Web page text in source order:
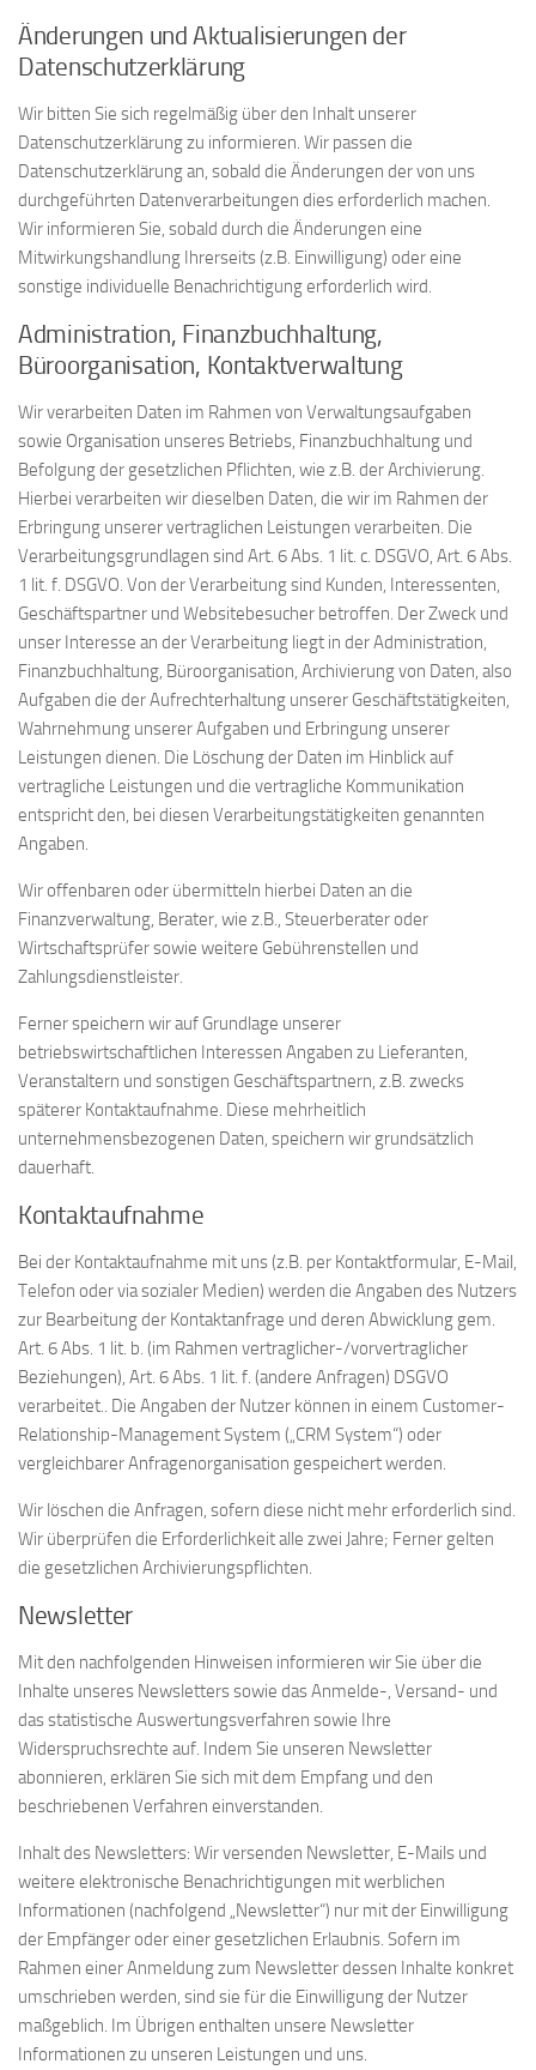
Änderungen und Aktualisierungen der
Datenschutzerklärung
Wir bitten Sie sich regelmäßig über den Inhalt unserer
Datenschutzerklärung zu informieren. Wir passen die
Datenschutzerklärung an, sobald die Änderungen der von uns
durchgeführten Datenverarbeitungen dies erforderlich machen.
Wir informieren Sie, sobald durch die Änderungen eine
Mitwirkungshandlung Ihrerseits (z.B. Einwilligung) oder eine
sonstige individuelle Benachrichtigung erforderlich wird.
Administration, Finanzbuchhaltung,
Büroorganisation, Kontaktverwaltung
Wir verarbeiten Daten im Rahmen von Verwaltungsaufgaben
sowie Organisation unseres Betriebs, Finanzbuchhaltung und
Befolgung der gesetzlichen Pflichten, wie z.B. der Archivierung.
Hierbei verarbeiten wir dieselben Daten, die wir im Rahmen der
Erbringung unserer vertraglichen Leistungen verarbeiten. Die
Verarbeitungsgrundlagen sind Art. 6 Abs. 1 lit. c. DSGVO, Art. 6 Abs.
1 lit. f. DSGVO. Von der Verarbeitung sind Kunden, Interessenten,
Geschäftspartner und Websitebesucher betroffen. Der Zweck und
unser Interesse an der Verarbeitung liegt in der Administration,
Finanzbuchhaltung, Büroorganisation, Archivierung von Daten, also
Aufgaben die der Aufrechterhaltung unserer Geschäftstätigkeiten,
Wahrnehmung unserer Aufgaben und Erbringung unserer
Leistungen dienen. Die Löschung der Daten im Hinblick auf
vertragliche Leistungen und die vertragliche Kommunikation
entspricht den, bei diesen Verarbeitungstätigkeiten genannten
Angaben.
Wir offenbaren oder übermitteln hierbei Daten an die
Finanzverwaltung, Berater, wie z.B., Steuerberater oder
Wirtschaftsprüfer sowie weitere Gebührenstellen und
Zahlungsdienstleister.
Ferner speichern wir auf Grundlage unserer
betriebswirtschaftlichen Interessen Angaben zu Lieferanten,
Veranstaltern und sonstigen Geschäftspartnern, z.B. zwecks
späterer Kontaktaufnahme. Diese mehrheitlich
unternehmensbezogenen Daten, speichern wir grundsätzlich
dauerhaft.
Kontaktaufnahme
Bei der Kontaktaufnahme mit uns (z.B. per Kontaktformular, E-Mail,
Telefon oder via sozialer Medien) werden die Angaben des Nutzers
zur Bearbeitung der Kontaktanfrage und deren Abwicklung gem.
Art. 6 Abs. 1 lit. b. (im Rahmen vertraglicher-/vorvertraglicher
Beziehungen), Art. 6 Abs. 1 lit. f. (andere Anfragen) DSGVO
verarbeitet.. Die Angaben der Nutzer können in einem Customer-
Relationship-Management System („CRM System“) oder
vergleichbarer Anfragenorganisation gespeichert werden.
Wir löschen die Anfragen, sofern diese nicht mehr erforderlich sind.
Wir überprüfen die Erforderlichkeit alle zwei Jahre; Ferner gelten
die gesetzlichen Archivierungspflichten.
Newsletter
Mit den nachfolgenden Hinweisen informieren wir Sie über die
Inhalte unseres Newsletters sowie das Anmelde-, Versand- und
das statistische Auswertungsverfahren sowie Ihre
Widerspruchsrechte auf. Indem Sie unseren Newsletter
abonnieren, erklären Sie sich mit dem Empfang und den
beschriebenen Verfahren einverstanden.
Inhalt des Newsletters: Wir versenden Newsletter, E-Mails und
weitere elektronische Benachrichtigungen mit werblichen
Informationen (nachfolgend „Newsletter“) nur mit der Einwilligung
der Empfänger oder einer gesetzlichen Erlaubnis. Sofern im
Rahmen einer Anmeldung zum Newsletter dessen Inhalte konkret
umschrieben werden, sind sie für die Einwilligung der Nutzer
maßgeblich. Im Übrigen enthalten unsere Newsletter
Informationen zu unseren Leistungen und uns.